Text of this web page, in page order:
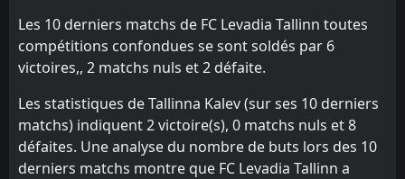
Les 10 derniers matchs de FC Levadia Tallinn toutes
compétitions confondues se sont soldés par 6
victoires,, 2 matchs nuls et 2 défaite.
Les statistiques de Tallinna Kalev (sur ses 10 derniers
matchs) indiquent 2 victoire(s), 0 matchs nuls et 8
défaites. Une analyse du nombre de buts lors des 10
derniers matchs montre que FC Levadia Tallinn a